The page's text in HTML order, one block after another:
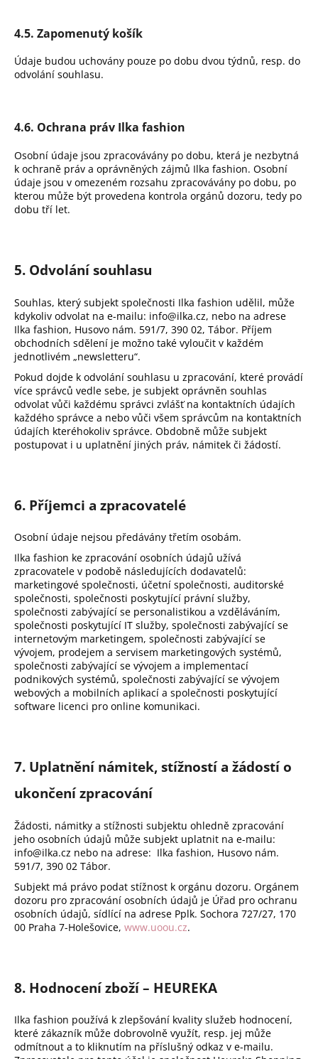
4.5. Zapomenutý košík
Údaje budou uchovány pouze po dobu dvou týdnů, resp. do
odvolání souhlasu.
4.6. Ochrana práv Ilka fashion
Osobní údaje jsou zpracovávány po dobu, která je nezbytná
k ochraně práv a oprávněných zájmů Ilka fashion. Osobní
údaje jsou v omezeném rozsahu zpracovávány po dobu, po
kterou může být provedena kontrola orgánů dozoru, tedy po
dobu tří let.
5. Odvolání souhlasu
Souhlas, který subjekt společnosti Ilka fashion udělil, může
kdykoliv odvolat na e-mailu: info@ilka.cz, nebo na adrese
Ilka fashion, Husovo nám. 591/7, 390 02, Tábor. Příjem
obchodních sdělení je možno také vyloučit v každém
jednotlivém „newsletteru“.
Pokud dojde k odvolání souhlasu u zpracování, které provádí
více správců vedle sebe, je subjekt oprávněn souhlas
odvolat vůči každému správci zvlášť na kontaktních údajích
každého správce a nebo vůči všem správcům na kontaktních
údajích kteréhokoliv správce. Obdobně může subjekt
postupovat i u uplatnění jiných práv, námitek či žádostí.
6. Příjemci a zpracovatelé
Osobní údaje nejsou předávány třetím osobám.
Ilka fashion ke zpracování osobních údajů užívá
zpracovatele v podobě následujících dodavatelů:
marketingové společnosti, účetní společnosti, auditorské
společnosti, společnosti poskytující právní služby,
společnosti zabývající se personalistikou a vzděláváním,
společnosti poskytující IT služby, společnosti zabývající se
internetovým marketingem, společnosti zabývající se
vývojem, prodejem a servisem marketingových systémů,
společnosti zabývající se vývojem a implementací
podnikových systémů, společnosti zabývající se vývojem
webových a mobilních aplikací a společnosti poskytující
software licenci pro online komunikaci.
7. Uplatnění námitek, stížností a žádostí o
ukončení zpracování
Žádosti, námitky a stížnosti subjektu ohledně zpracování
jeho osobních údajů může subjekt uplatnit na e-mailu:
info@ilka.cz nebo na adrese: Ilka fashion, Husovo nám.
591/7, 390 02 Tábor.
Subjekt má právo podat stížnost k orgánu dozoru. Orgánem
dozoru pro zpracování osobních údajů je Úřad pro ochranu
osobních údajů, sídlící na adrese Pplk. Sochora 727/27, 170
00 Praha 7-Holešovice, www.uoou.cz.
8. Hodnocení zboží – HEUREKA
Ilka fashion používá k zlepšování kvality služeb hodnocení,
které zákazník může dobrovolně využít, resp. jej může
odmítnout a to kliknutím na příslušný odkaz v e-mailu.